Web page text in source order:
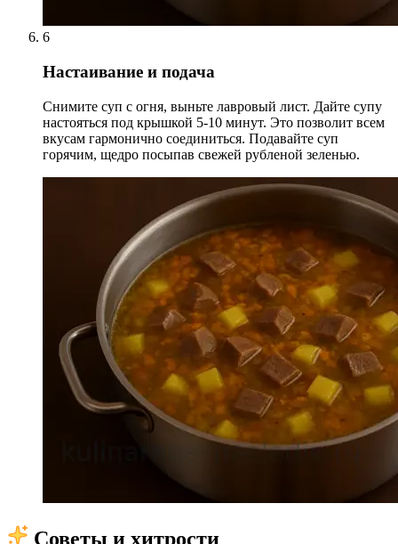
6
Настаивание и подача
Снимите суп с огня, выньте лавровый лист. Дайте супу
настояться под крышкой 5-10 минут. Это позволит всем
вкусам гармонично соединиться. Подавайте суп
горячим, щедро посыпав свежей рубленой зеленью.
Советы и хитрости